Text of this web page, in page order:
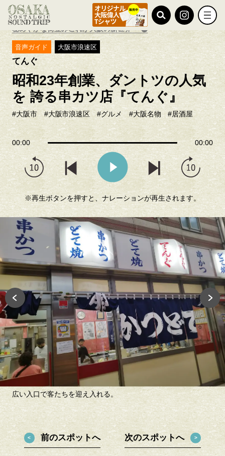
TOP おすすめ特集
秘めやかな街並みこれが大阪の新世界
音声ガイド 大阪市浪速区
てんぐ
昭和23年創業、ダントツの人気
を 誇る串カツ店『てんぐ』
#大阪市 #大阪市浪速区 #グルメ #大阪名物 #居酒屋
00:00 00:00
※再生ボタンを押すと、ナレーションが再生されます。
広い入口で客たちを迎え入れる。
前のスポットへ 次のスポットへ